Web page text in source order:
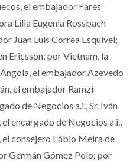
el embajador Fares
Lilia Eugenia Rossbach
Juan Luis Correa Esquivel;
Ericsson; por Vietnam, la
el embajador Azevedo
el embajador Ramzi
de Negocios a.i., Sr. Iván
encargado de Negocios a.i.,
consejero Fábio Meira de
Germán Gómez Polo; por